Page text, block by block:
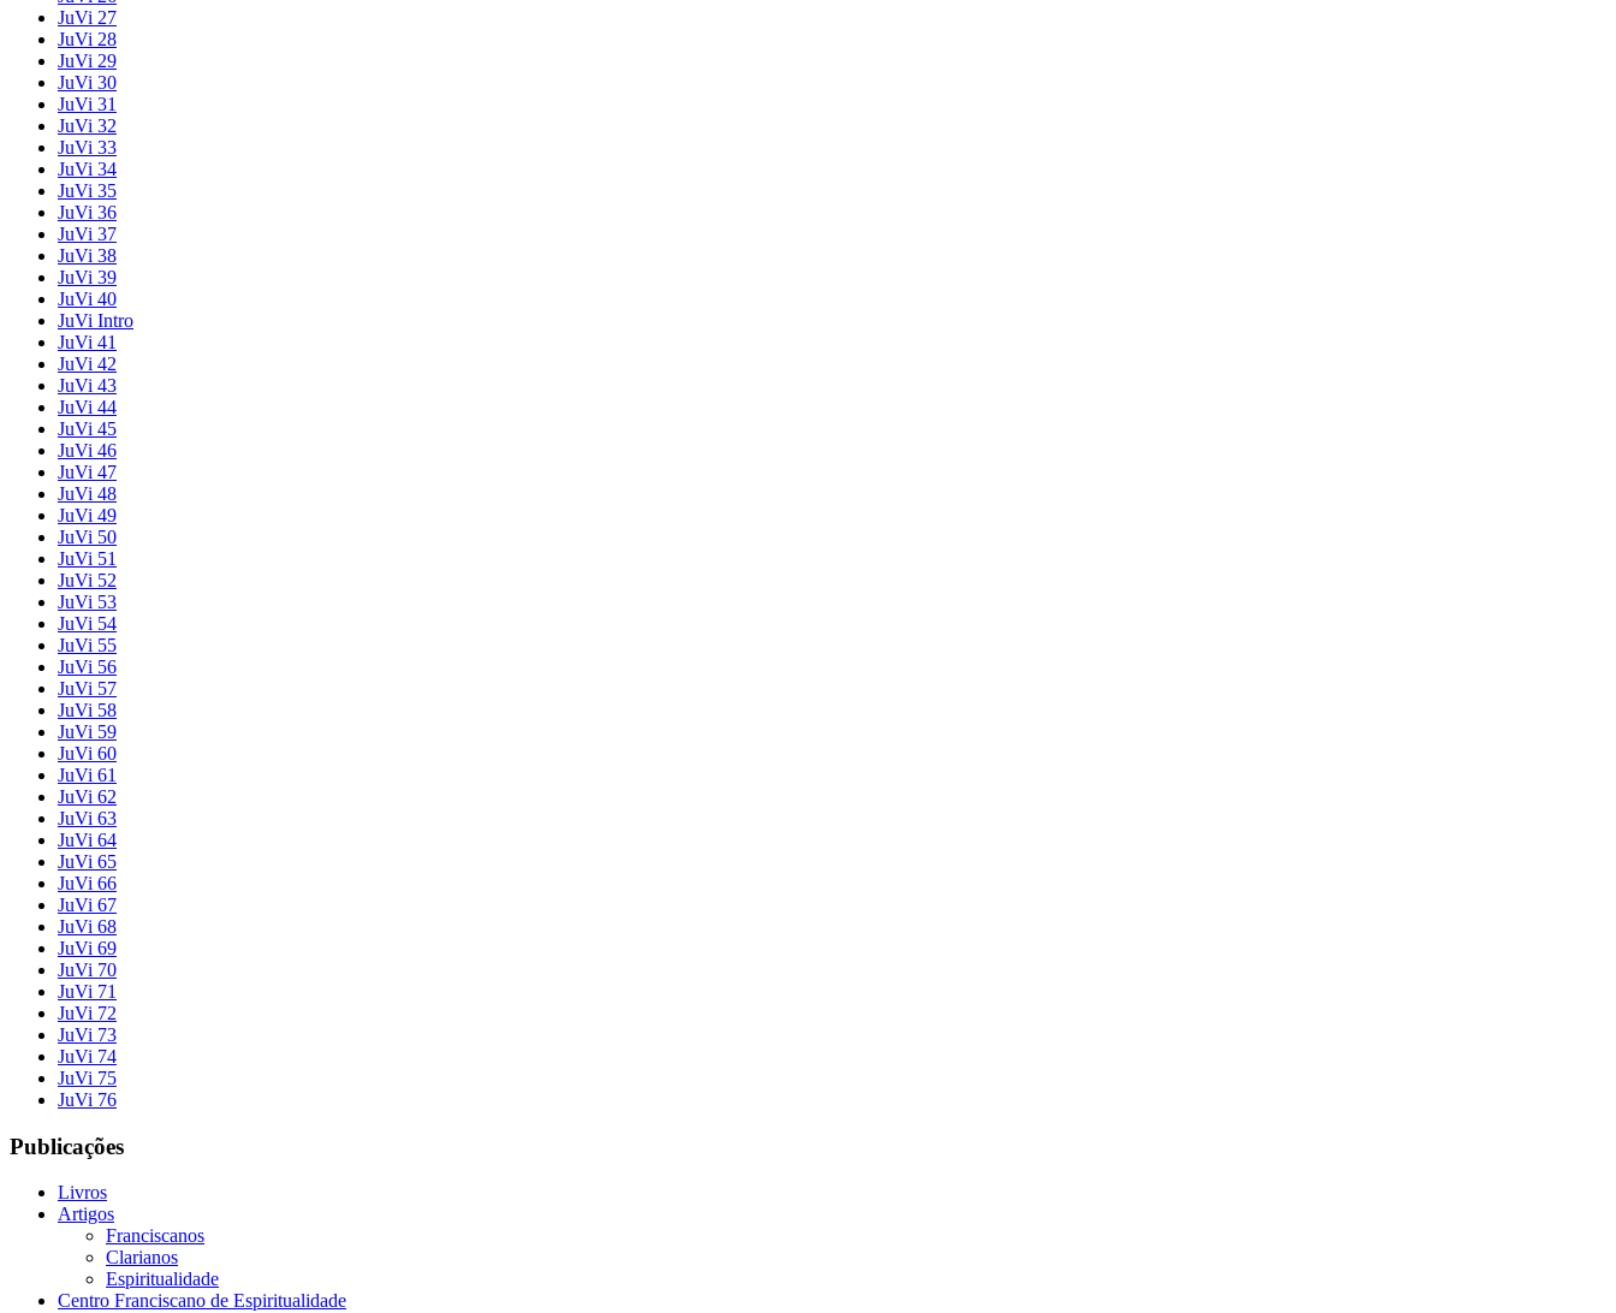
JuVi 27
JuVi 28
JuVi 29
JuVi 30
JuVi 31
JuVi 32
JuVi 33
JuVi 34
JuVi 35
JuVi 36
JuVi 37
JuVi 38
JuVi 39
JuVi 40
JuVi Intro
JuVi 41
JuVi 42
JuVi 43
JuVi 44
JuVi 45
JuVi 46
JuVi 47
JuVi 48
JuVi 49
JuVi 50
JuVi 51
JuVi 52
JuVi 53
JuVi 54
JuVi 55
JuVi 56
JuVi 57
JuVi 58
JuVi 59
JuVi 60
JuVi 61
JuVi 62
JuVi 63
JuVi 64
JuVi 65
JuVi 66
JuVi 67
JuVi 68
JuVi 69
JuVi 70
JuVi 71
JuVi 72
JuVi 73
JuVi 74
JuVi 75
JuVi 76
Publicações
Livros
Artigos
Franciscanos
Clarianos
Espiritualidade
Centro Franciscano de Espiritualidade